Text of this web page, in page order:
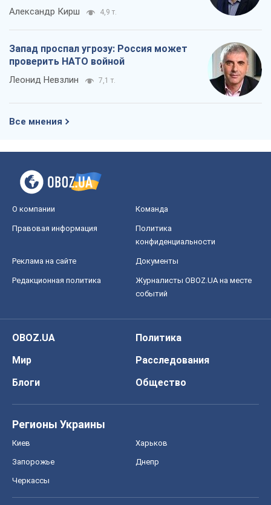
Александр Кирш 4,9 т.
Запад проспал угрозу: Россия может
проверить НАТО войной
Леонид Невзлин 7,1 т.
Все мнения
О компании Команда
Правовая информация
Политика
конфиденциальности
Реклама на сайте Документы
Редакционная политика
Журналисты OBOZ.UA на месте
событий
OBOZ.UA
Политика
Мир
Расследования
Блоги
Общество
Регионы Украины
Киев Харьков
Запорожье Днепр
Черкассы